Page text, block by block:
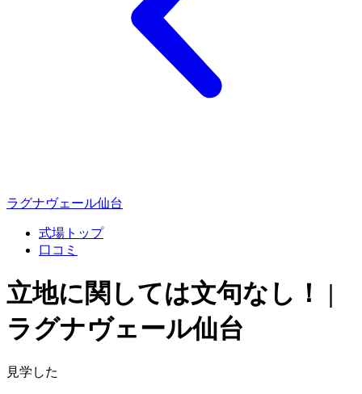
ラグナヴェール仙台
式場トップ
口コミ
立地に関しては文句なし！ |
ラグナヴェール仙台
見学した